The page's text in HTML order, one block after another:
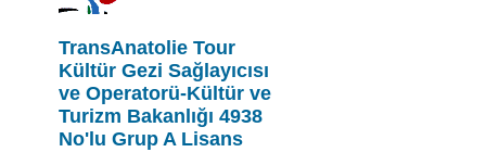
TransAnatolie Tour
Kültür Gezi Sağlayıcısı
ve Operatorü-Kültür ve
Turizm Bakanlığı 4938
No'lu Grup A Lisans